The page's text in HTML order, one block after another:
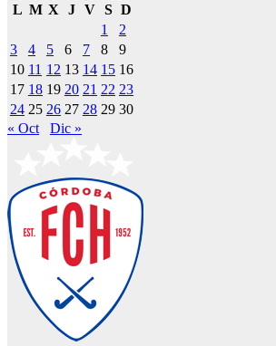
L M X J V S D
1
2
3
4 5 6 7 8
9
10 11 12 13 14 15 16
17 18 19 20 21 22 23
24 25 26 27 28 29 30
« Oct
Dic »